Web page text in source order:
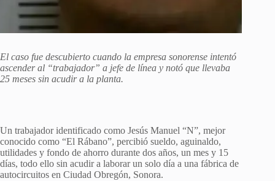
El caso fue descubierto cuando la empresa sonorense intentó
ascender al “trabajador” a jefe de línea y notó que llevaba
25 meses sin acudir a la planta.
Un trabajador identificado como Jesús Manuel “N”, mejor
conocido como “El Rábano”, percibió sueldo, aguinaldo,
utilidades y fondo de ahorro durante dos años, un mes y 15
días, todo ello sin acudir a laborar un solo día a una fábrica de
autocircuitos en Ciudad Obregón, Sonora.